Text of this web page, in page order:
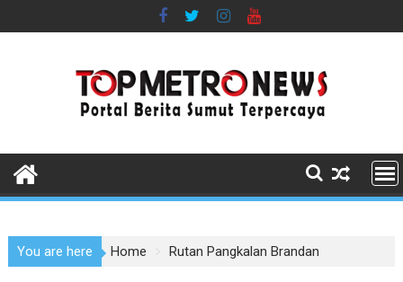
to
You are here Home Rutan Pangkalan Brandan